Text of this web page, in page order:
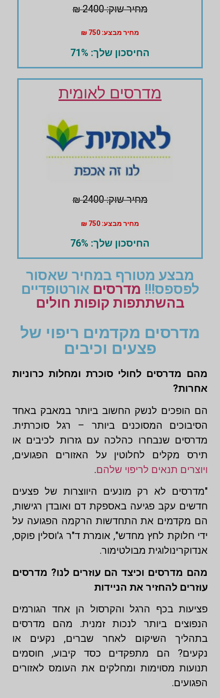
מחיר שוק: 2400 ₪
מחיר מבצע: 750 ₪
החיסכון שלך: 71%
מדרסים לאומית
מחיר שוק: 2400 ₪
מחיר מבצע: 750 ₪
החיסכון שלך: 76%
מבצע מטורף במחיר שאסור
לפספס!!! מדרסים אורטופדיים
בהשתתפות קופות חולים
מדרסים מקדמים ריפוי של
פצעים וכיבים
מהם מדרסים לחולי סוכרת ומחלות כרוניות
אחרות?
הם הופכים לנשק החשוב ביותר במאבק באחד
הסיבוכים המסוכנים ביותר – רגל סוכרתית.
מדרסים שנבחרו כהלכה עם גזרות לכיבים או
תירס מקלים לחלוטין על האזורים הפגועים,
ויוצרים תנאים לריפוי שלהם.
"מדרסים לא רק מונעים היווצרות של פצעים
חדשים עקב פגיעה באספקת דם ואובדן רגישות,
הם מקדמים את התחדשות הרקמה הפגועה על
ידי חלוקת לחץ מחדש", אומרת ד"ר ג'וסלין פוקס,
אנדוקרינולוגית מבולטימור.
מהם מדרסים וכיצד הם עוזרים לנו? מדרסים
עוזרים להחזיר את הניידות
פציעות בכף הרגל והקרסול הן אחד הגורמים
הנפוצים ביותר לנכות זמנית. מהם מדרסים
בתהליך השיקום לאחר שברים, נקעים או
נקעים? הם מתפקדים כסד קיבוע, חוסמים
תנועות מסוימות ומחלקים את העומס לאזורים
הפגועים.